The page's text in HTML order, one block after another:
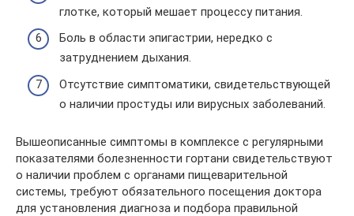
глотке, который мешает процессу питания.
Боль в области эпигастрии, нередко с
затруднением дыхания.
Отсутствие симптоматики, свидетельствующей
о наличии простуды или вирусных заболеваний.
Вышеописанные симптомы в комплексе с регулярными
показателями болезненности гортани свидетельствуют
о наличии проблем с органами пищеварительной
системы, требуют обязательного посещения доктора
для установления диагноза и подбора правильной